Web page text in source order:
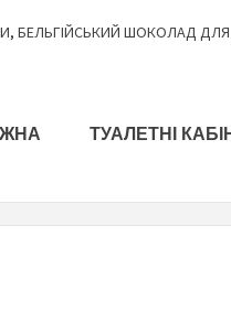
, БЕЛЬГІЙСЬКИЙ ШОКОЛАД ДЛЯ
ТУАЛЕТНІ